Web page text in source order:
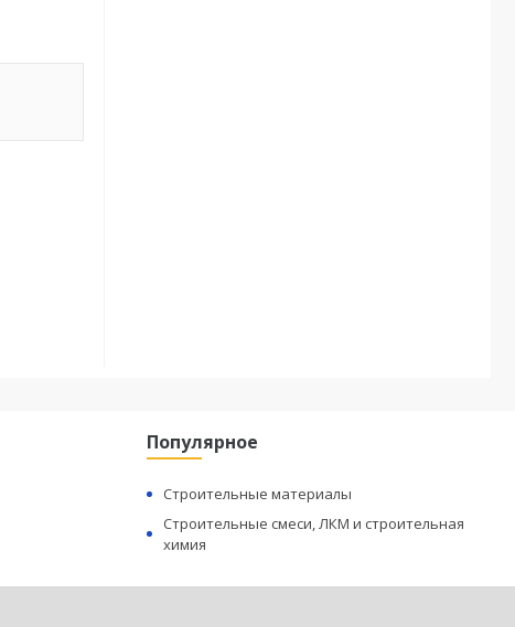
Популярное
Строительные материалы
Строительные смеси, ЛКМ и строительная
химия